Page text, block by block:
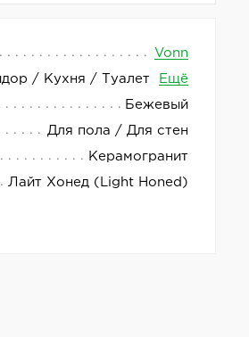
Vonn
/ Кухня / Туалет Ещё
Бежевый
Для пола / Для стен
Керамогранит
Лайт Хонед (Light Honed)
бежевого